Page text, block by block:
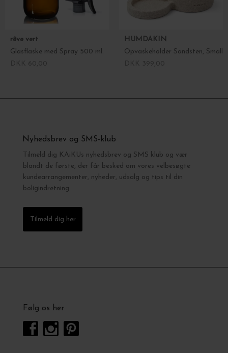
rêve vert
Glasflaske med Spray 500 ml.
HUMDAKIN
Opvaskeholder Sandsten, Small
Nyhedsbrev og SMS-klub
Tilmeld dig KAiKUs nyhedsbrev og SMS klub og vær
blandt de første, der får besked om vores velbesøgte
kundearrangementer, nyheder, udsalg og tips til din
boligindretning.
Tilmeld dig her
Følg os her